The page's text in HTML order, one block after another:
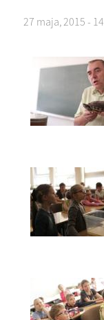
27 maja, 2015 -